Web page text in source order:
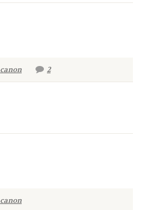
canon 2
canon